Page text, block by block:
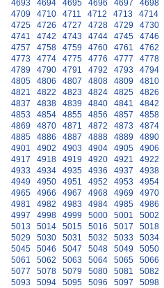
4693 4694 4695 4696 4697 4698
4709
4710 4711 4712 4713 4714
4725
4726 4727 4728 4729 4730
4741
4742 4743 4744 4745 4746
4757
4758 4759 4760 4761 4762
4773
4774 4775 4776 4777 4778
4789
4790 4791 4792 4793 4794
4805
4806 4807 4808 4809 4810
4821
4822 4823 4824 4825 4826
4837
4838 4839 4840 4841 4842
4853
4854 4855 4856 4857 4858
4869
4870 4871 4872 4873 4874
4885
4886 4887 4888 4889 4890
4901
4902 4903 4904 4905 4906
4917
4918 4919 4920 4921 4922
4933
4934 4935 4936 4937 4938
4949
4950 4951 4952 4953 4954
4965
4966 4967 4968 4969 4970
4981
4982 4983 4984 4985 4986
4997
4998 4999 5000 5001 5002
5013
5014 5015 5016 5017 5018
5029
5030 5031 5032 5033 5034
5045
5046 5047 5048 5049 5050
5061
5062 5063 5064 5065 5066
5077
5078 5079 5080 5081 5082
5093
5094 5095 5096 5097 5098